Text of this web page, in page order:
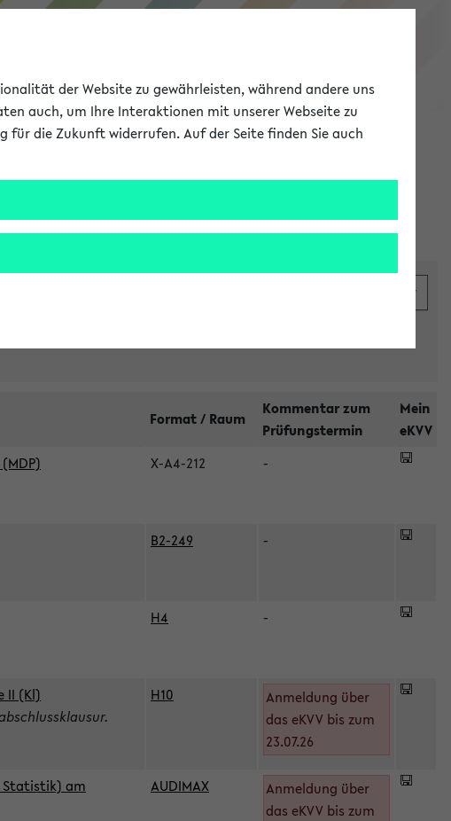
eKVV
Format / Raum
Kommentar zum
Prüfungstermin
Mein
eKVV
X-A4-212 -
B2-249 -
H4 -
II (Kl)
H10
Anmeldung über
das eKVV bis zum
23.07.26
Statistik) am
AUDIMAX
Anmeldung über
das eKVV bis zum
der Website zu gewährleisten, während andere uns
auch, um Ihre Interaktionen mit unserer Webseite zu
für die Zukunft widerrufen. Auf der Seite finden Sie auch